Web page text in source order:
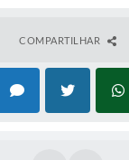
COMPARTILHAR